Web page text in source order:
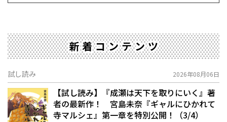
新着コンテンツ
試し読み 2026年08月06日
【試し読み】『成瀬は天下を取りにいく』著
者の最新作！ 宮島未奈『ギャルにひかれて
寺マルシェ』第一章を特別公開！（3/4）